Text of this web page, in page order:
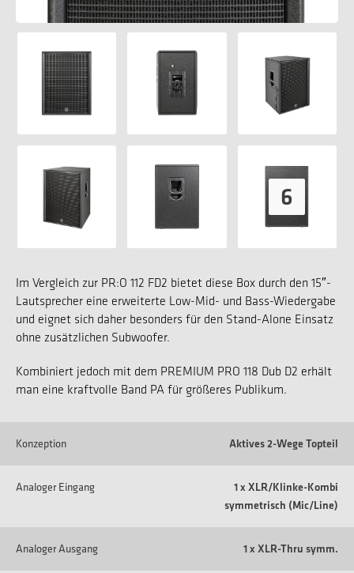
Im Vergleich zur PR:O 112 FD2 bietet diese Box durch den 15″-
Lautsprecher eine erweiterte Low-Mid- und Bass-Wiedergabe
und eignet sich daher besonders für den Stand-Alone Einsatz
ohne zusätzlichen Subwoofer.
Kombiniert jedoch mit dem PREMIUM PRO 118 Dub D2 erhält
man eine kraftvolle Band PA für größeres Publikum.
Konzeption Aktives 2-Wege Topteil
Analoger Eingang
1 x XLR/Klinke-Kombi
symmetrisch (Mic/Line)
Analoger Ausgang 1 x XLR-Thru symm.